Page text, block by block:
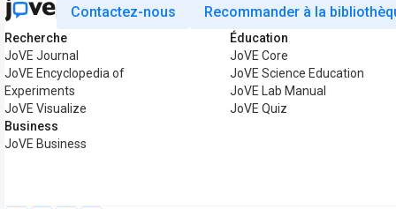
Contactez-nous Recommander à la
Recherche
JoVE Journal
JoVE Encyclopedia of
Experiments
JoVE Visualize
Business
JoVE Business
Éducation
JoVE Core
JoVE Science Education
JoVE Lab Manual
JoVE Quiz